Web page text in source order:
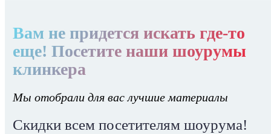
Вам не придется искать где-то
еще! Посетите наши шоурумы
клинкера
Мы отобрали для вас лучшие материалы
Скидки всем посетителям шоурума!